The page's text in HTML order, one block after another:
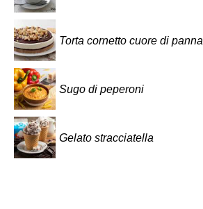
Torta cornetto cuore di panna
Sugo di peperoni
Gelato stracciatella